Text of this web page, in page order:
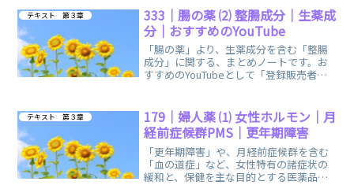
テキスト 第３章
333｜腸の薬 ⑵ 整腸成分｜生薬成
分｜おすすめのYouTube
「腸の薬」より、生薬成分を含む「整腸
成分」に関する、まとめノートです。お
すすめのYouTubeとして「登録販売者ご
テキスト 第３章
179｜婦人薬 ⑴ 女性ホルモン｜月
経前症候群PMS｜更年期障害
「更年期障害」や、月経前症候群を含む
「血の道症」など、女性特有の諸症状の
緩和と、保健を主な目的とする医薬品と